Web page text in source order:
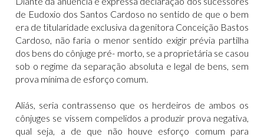
de Eudoxio dos Santos Cardoso no sentido de que o bem
era de titularidade exclusiva da genitora Conceição Bastos
Cardoso, não faria o menor sentido exigir prévia partilha
dos bens do cônjuge pré- morto, se a proprietária se casou
sob o regime da separação absoluta e legal de bens, sem
prova mínima de esforço comum.
Aliás, seria contrassenso que os herdeiros de ambos os
cônjuges se vissem compelidos a produzir prova negativa,
qual seja, a de que não houve esforço comum para